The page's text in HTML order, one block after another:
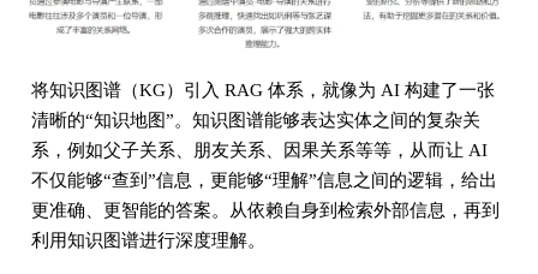
将知识图谱（KG）引入 RAG 体系，就像为 AI 构建了一张
清晰的“知识地图”。知识图谱能够表达实体之间的复杂关
系，例如父子关系、朋友关系、因果关系等等，从而让 AI
不仅能够“查到”信息，更能够“理解”信息之间的逻辑，给出
更准确、更智能的答案。从依赖自身到检索外部信息，再到
利用知识图谱进行深度理解。